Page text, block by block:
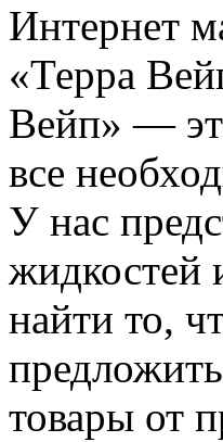
Интeрнeт
«Терра
Вейп» —
все
У нас
жидкостей
найти то,
товары от